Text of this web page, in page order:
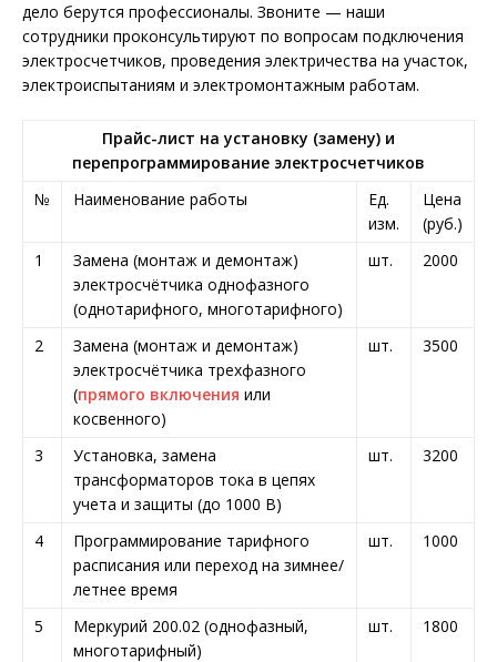
дело берутся профессионалы. Звоните — наши
сотрудники проконсультируют по вопросам подключения
электросчетчиков, проведения электричества на участок,
электроиспытаниям и электромонтажным работам.
Прайс-лист на установку (замену) и
перепрограммирование электросчетчиков
№
Наименование работы
Ед.
изм.
Цена
(руб.)
1
Замена (монтаж и демонтаж)
электросчётчика однофазного
(однотарифного, многотарифного)
шт. 2000
2
Замена (монтаж и демонтаж)
электросчётчика трехфазного
(прямого включения или
косвенного)
шт. 3500
3
Установка, замена
трансформаторов тока в цепях
учета и защиты (до 1000 В)
шт. 3200
4
Программирование тарифного
расписания или переход на зимнее/
летнее время
шт. 1000
5
Меркурий 200.02 (однофазный,
многотарифный)
шт. 1800